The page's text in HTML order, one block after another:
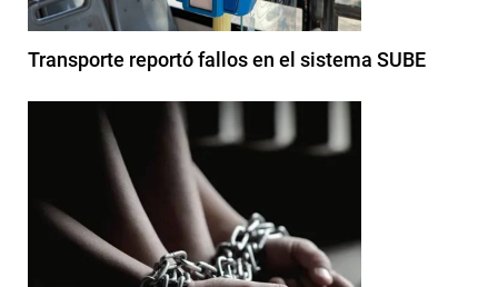
Transporte reportó fallos en el sistema SUBE